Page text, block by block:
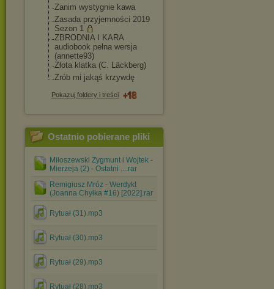
Zanim wystygnie kawa
Zasada przyjemności 2019
Sezon 1
ZBRODNIA I KARA
audiobook pełna wersja
(annette93)
Złota klatka (C. Läckberg)
Zrób mi jakąś krzywdę
Pokazuj foldery i treści
Ostatnio pobierane pliki
Miłoszewski Zygmunt i Wojtek -
Mierzeja (2) - Ostatni ....rar
Remigiusz Mróz - Werdykt
(Joanna Chyłka #16) [2022].rar
Rytuał (31).mp3
Rytuał (30).mp3
Rytuał (29).mp3
Rytuał (28).mp3